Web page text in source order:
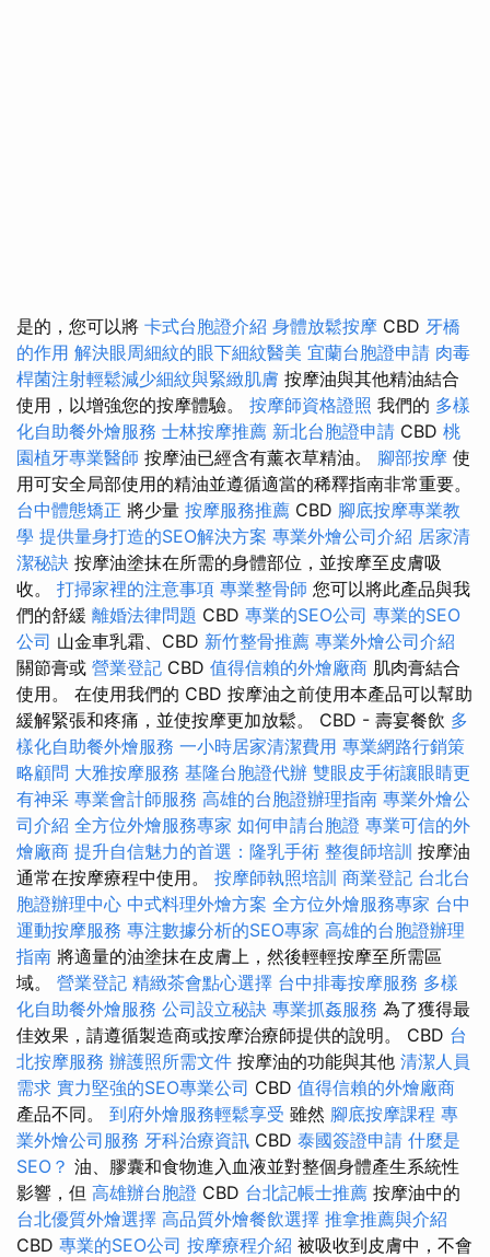
是的，您可以將 卡式台胞證介紹 身體放鬆按摩 CBD 牙橋
的作用 解決眼周細紋的眼下細紋醫美 宜蘭台胞證申請 肉毒
桿菌注射輕鬆減少細紋與緊緻肌膚 按摩油與其他精油結合
使用，以增強您的按摩體驗。 按摩師資格證照 我們的 多樣
化自助餐外燴服務 士林按摩推薦 新北台胞證申請 CBD 桃
園植牙專業醫師 按摩油已經含有薰衣草精油。 腳部按摩 使
用可安全局部使用的精油並遵循適當的稀釋指南非常重要。
台中體態矯正 將少量 按摩服務推薦 CBD 腳底按摩專業教
學 提供量身打造的SEO解決方案 專業外燴公司介紹 居家清
潔秘訣 按摩油塗抹在所需的身體部位，並按摩至皮膚吸
收。 打掃家裡的注意事項 專業整骨師 您可以將此產品與我
們的舒緩 離婚法律問題 CBD 專業的SEO公司 專業的SEO
公司 山金車乳霜、CBD 新竹整骨推薦 專業外燴公司介紹
關節膏或 營業登記 CBD 值得信賴的外燴廠商 肌肉膏結合
使用。 在使用我們的 CBD 按摩油之前使用本產品可以幫助
緩解緊張和疼痛，並使按摩更加放鬆。 CBD - 壽宴餐飲 多
樣化自助餐外燴服務 一小時居家清潔費用 專業網路行銷策
略顧問 大雅按摩服務 基隆台胞證代辦 雙眼皮手術讓眼睛更
有神采 專業會計師服務 高雄的台胞證辦理指南 專業外燴公
司介紹 全方位外燴服務專家 如何申請台胞證 專業可信的外
燴廠商 提升自信魅力的首選：隆乳手術 整復師培訓 按摩油
通常在按摩療程中使用。 按摩師執照培訓 商業登記 台北台
胞證辦理中心 中式料理外燴方案 全方位外燴服務專家 台中
運動按摩服務 專注數據分析的SEO專家 高雄的台胞證辦理
指南 將適量的油塗抹在皮膚上，然後輕輕按摩至所需區
域。 營業登記 精緻茶會點心選擇 台中排毒按摩服務 多樣
化自助餐外燴服務 公司設立秘訣 專業抓姦服務 為了獲得最
佳效果，請遵循製造商或按摩治療師提供的說明。 CBD 台
北按摩服務 辦護照所需文件 按摩油的功能與其他 清潔人員
需求 實力堅強的SEO專業公司 CBD 值得信賴的外燴廠商
產品不同。 到府外燴服務輕鬆享受 雖然 腳底按摩課程 專
業外燴公司服務 牙科治療資訊 CBD 泰國簽證申請 什麼是
SEO？ 油、膠囊和食物進入血液並對整個身體產生系統性
影響，但 高雄辦台胞證 CBD 台北記帳士推薦 按摩油中的
台北優質外燴選擇 高品質外燴餐飲選擇 推拿推薦與介紹
CBD 專業的SEO公司 按摩療程介紹 被吸收到皮膚中，不會